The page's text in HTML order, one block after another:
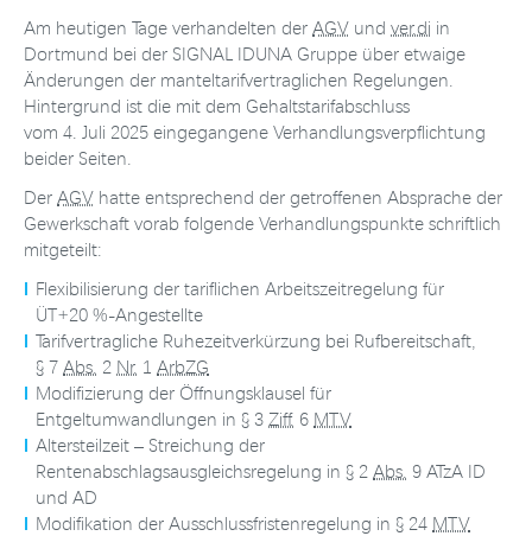
Am heutigen Tage verhandelten der AGV und ver.di in
Dortmund bei der SIGNAL IDUNA Gruppe über etwaige
Änderungen der manteltarifvertraglichen Regelungen.
Hintergrund ist die mit dem Gehaltstarifabschluss
vom 4. Juli 2025 eingegangene Verhandlungsverpflichtung
beider Seiten.
Der AGV hatte entsprechend der getroffenen Absprache der
Gewerkschaft vorab folgende Verhandlungspunkte schriftlich
mitgeteilt:
Flexibilisierung der tariflichen Arbeitszeitregelung für
ÜT+20 %-Angestellte
Tarifvertragliche Ruhezeitverkürzung bei Rufbereitschaft,
§ 7 Abs. 2 Nr. 1 ArbZG
Modifizierung der Öffnungsklausel für
Entgeltumwandlungen in § 3 Ziff. 6 MTV
Altersteilzeit – Streichung der
Rentenabschlagsausgleichsregelung in § 2 Abs. 9 ATzA ID
und AD
Modifikation der Ausschlussfristenregelung in § 24 MTV